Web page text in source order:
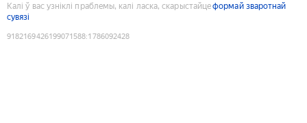
Калі ў вас узніклі праблемы, калі ласка, скарыстайцеформай зваротнай
сувязі
9182169426199071588:1786092428